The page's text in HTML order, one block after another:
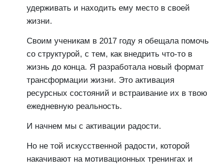
удерживать и находить ему место в своей
жизни.
Своим ученикам в 2017 году я обещала помочь
со структурой, с тем, как внедрить что-то в
жизнь до конца. Я разработала новый формат
трансформации жизни. Это активация
ресурсных состояний и встраивание их в твою
ежедневную реальность.
И начнем мы с активации радости.
Но не той искусственной радости, которой
накачивают на мотивационных тренингах и